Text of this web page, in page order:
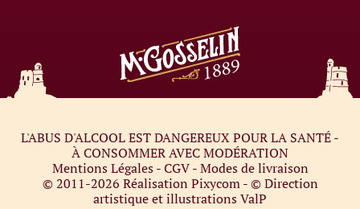
L'ABUS D'ALCOOL EST DANGEREUX POUR LA SANTÉ -
À CONSOMMER AVEC MODÉRATION
Mentions Légales-CGV-Modes de livraison
© 2011-2026 Réalisation Pixycom- © Direction
artistique et illustrationsValP